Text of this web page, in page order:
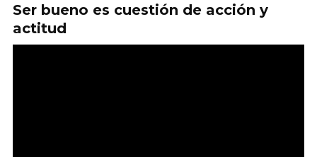
Ser bueno es cuestión de acción y
actitud